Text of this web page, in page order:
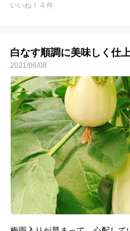
いいね！ 4 件
白なす順調に美味しく仕
2021/06/08